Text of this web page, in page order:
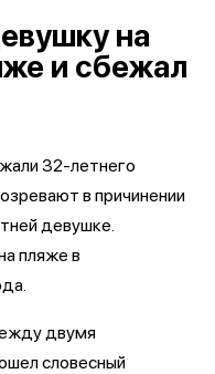
на
и сбежал
32-летнего
в причинении
девушке.
пляже в
двумя
словесный